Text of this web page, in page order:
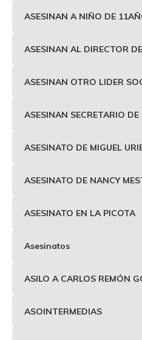
ASESINAN A NIÑO DE
ASESINAN AL DIRECTOR
ASESINAN OTRO LIDER
ASESINAN SECRETARIO
ASESINATO DE MIGUEL
ASESINATO DE NANCY
ASESINATO EN LA PICOTA
Asesinatos
ASILO A CARLOS REMÓN
ASOINTERMEDIAS